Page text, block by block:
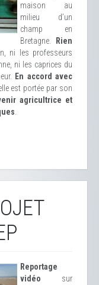
maison au
milieu d’un
champ en
Bretagne.
Rien
ni les professeurs
ni les caprices du
En accord avec
elle est portée par son
agricultrice et
Reportage
vidéo sur